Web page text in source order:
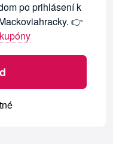
po prihlásení k
👉